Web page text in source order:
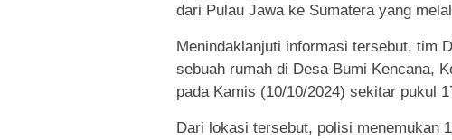
dari Pulau Jawa ke Sumatera yang
Menindaklanjuti informasi tersebut, tim
sebuah rumah di Desa Bumi Kencana,
pada Kamis (10/10/2024) sekitar pukul
Dari lokasi tersebut, polisi menemukan